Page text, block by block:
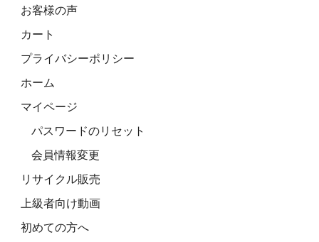
お客様の声
カート
プライバシーポリシー
ホーム
マイページ
パスワードのリセット
会員情報変更
リサイクル販売
上級者向け動画
初めての方へ